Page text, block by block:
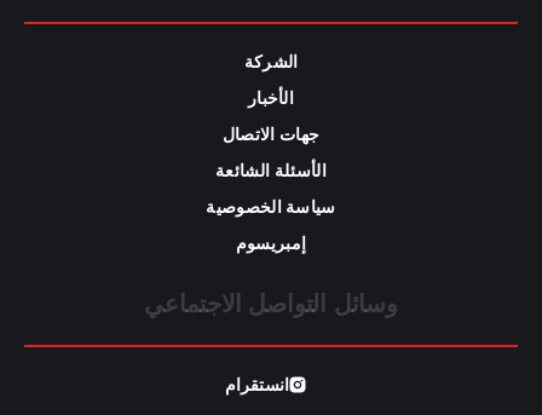
الشركة
الأخبار
جهات الاتصال
الأسئلة الشائعة
سياسة الخصوصية
إمبريسوم
وسائل التواصل الاجتماعي
انستقرام